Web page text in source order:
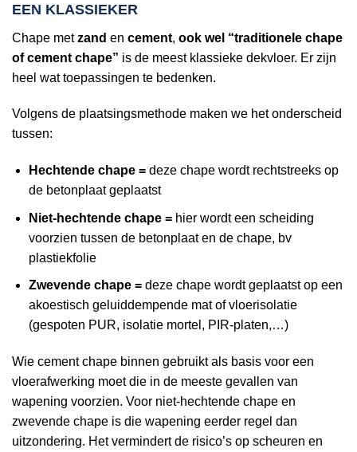
EEN KLASSIEKER
Chape metzand en cement, ook wel “traditionele chape
of cement chape” is de meest klassieke dekvloer. Er zijn
heel wat toepassingen te bedenken.
Volgens de plaatsingsmethode maken we het onderscheid
tussen:
Hechtende chape = deze chape wordt rechtstreeks op
de betonplaat geplaatst
Niet-hechtende chape = hier wordt een scheiding
voorzien tussen de betonplaat en de chape, bv
plastiekfolie
Zwevende chape = deze chape wordt geplaatst op een
akoestisch geluiddempende mat of vloerisolatie
(gespoten PUR, isolatie mortel, PIR-platen,…)
Wie cement chape binnen gebruikt als basis voor een
vloerafwerking moet die in de meeste gevallen van
wapening voorzien. Voor niet-hechtende chape en
zwevende chape is die wapening eerder regel dan
uitzondering. Het vermindert de risico’s op scheuren en